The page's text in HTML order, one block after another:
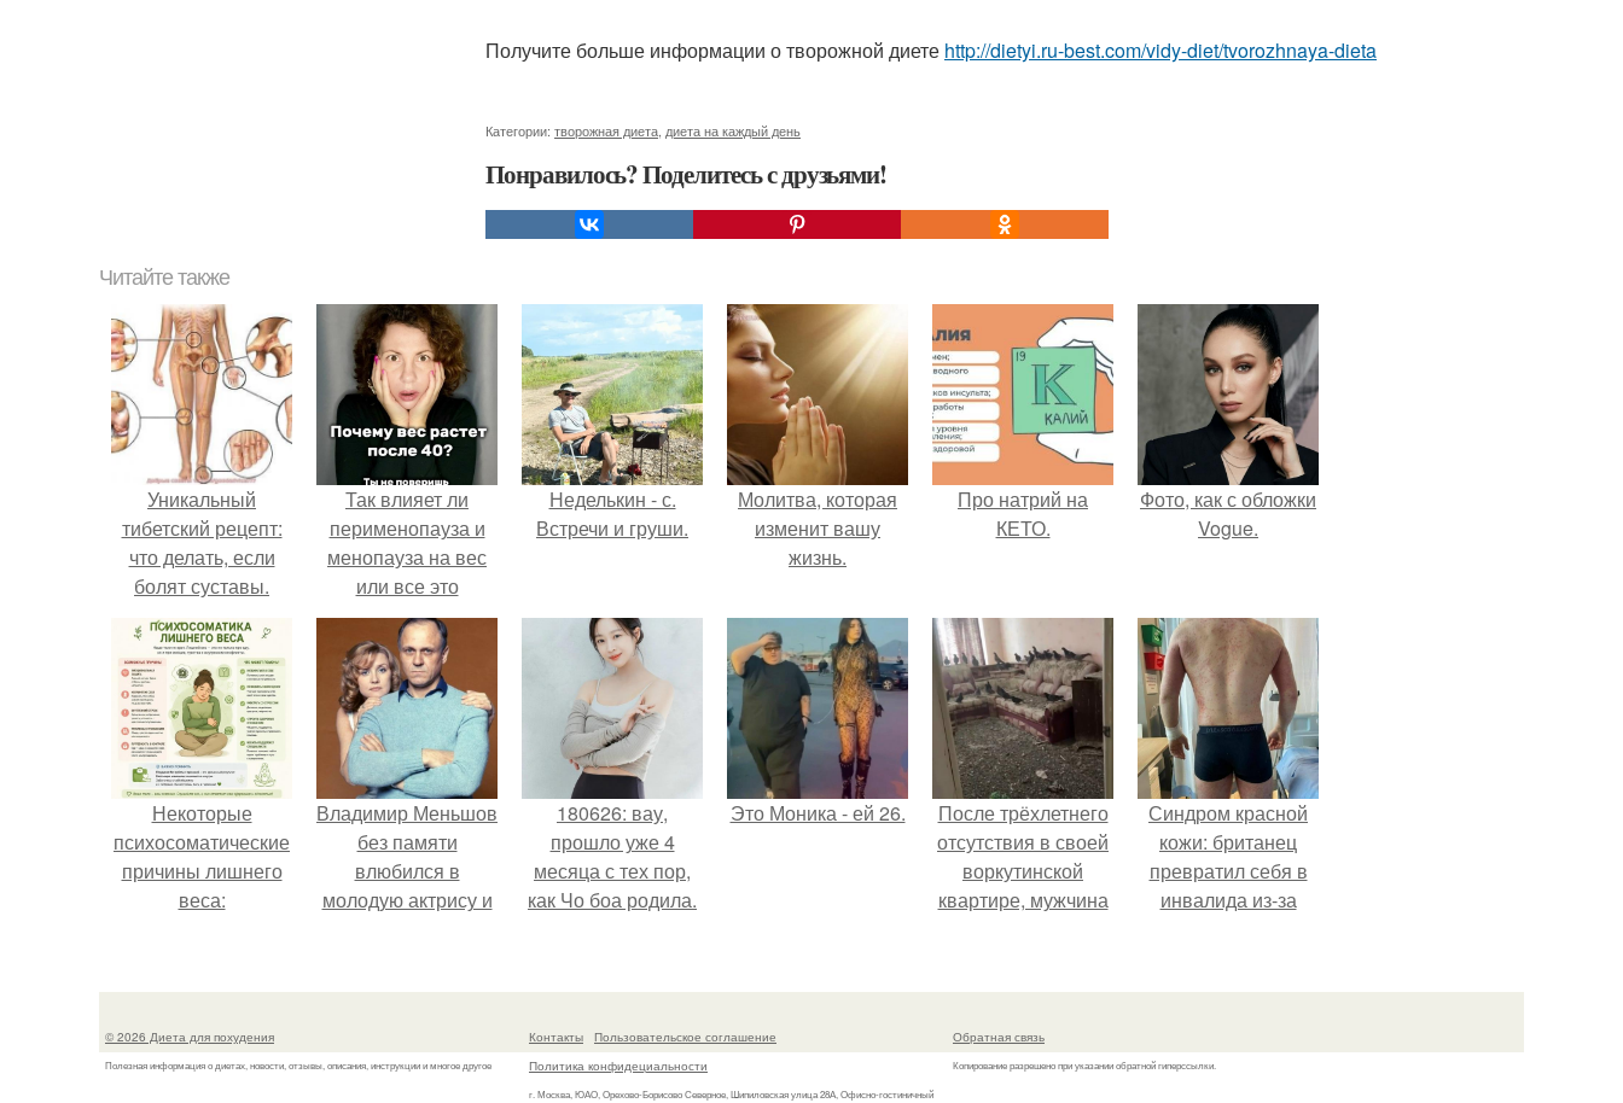
Получите больше информации о творожной диете http://dietyi.ru-best.com/vidy-diet/tvorozhnaya-dieta
Категории: творожная диета диета на каждый день
Понравилось? Поделитесь с друзьями!
Читайте также
Уникальный
тибетский рецепт:
что делать, если
болят суставы.
Так влияет ли
перименопауза и
менопауза на вес
или все это
ерунда?
Неделькин - с.
Встречи и груши.
Молитва, которая
изменит вашу
жизнь.
Про натрий на
КЕТО.
Фото, как с обложки
Vogue.
Некоторые
психосоматические
причины лишнего
веса:
Владимир Меньшов
без памяти
влюбился в
молодую актрису и
неё.
180626: вау,
прошло уже 4
месяца с тех пор,
как Чо боа родила.
Это Моника - ей 26.
После трёхлетнего
отсутствия в своей
воркутинской
квартире, мужчина
жилище стало
стаи голубей.
Синдром красной
кожи: британец
превратил себя в
инвалида из-за
мази.
© 2026 Диета для похудения
Полезная информация о диетах, новости, отзывы, описания, инструкции и многое другое
Контакты
Пользовательское соглашение
Политика конфидециальности
г. Москва, ЮАО, Орехово-Борисово Северное, Шипиловская улица 28А, Офисно-гостиничный
Обратная связь
Копирование разрешено при указании обратной гиперссылки.